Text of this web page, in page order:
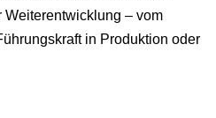
– vom
in Produktion oder